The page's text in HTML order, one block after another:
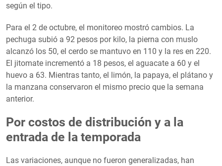
según el tipo.
Para el 2 de octubre, el monitoreo mostró cambios. La
pechuga subió a 92 pesos por kilo, la pierna con muslo
alcanzó los 50, el cerdo se mantuvo en 110 y la res en 220.
El jitomate incrementó a 18 pesos, el aguacate a 60 y el
huevo a 63. Mientras tanto, el limón, la papaya, el plátano y
la manzana conservaron el mismo precio que la semana
anterior.
Por costos de distribución y a la
entrada de la temporada
Las variaciones, aunque no fueron generalizadas, han